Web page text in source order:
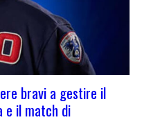
bravi a gestire il
e il match di